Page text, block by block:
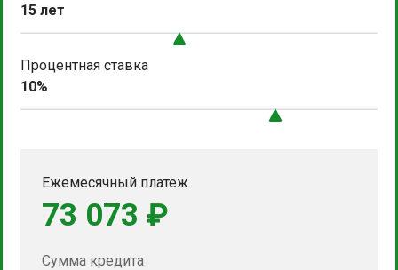
15 лет
Процентная ставка
10%
Ежемесячный платеж
73 073 ₽
Сумма кредита